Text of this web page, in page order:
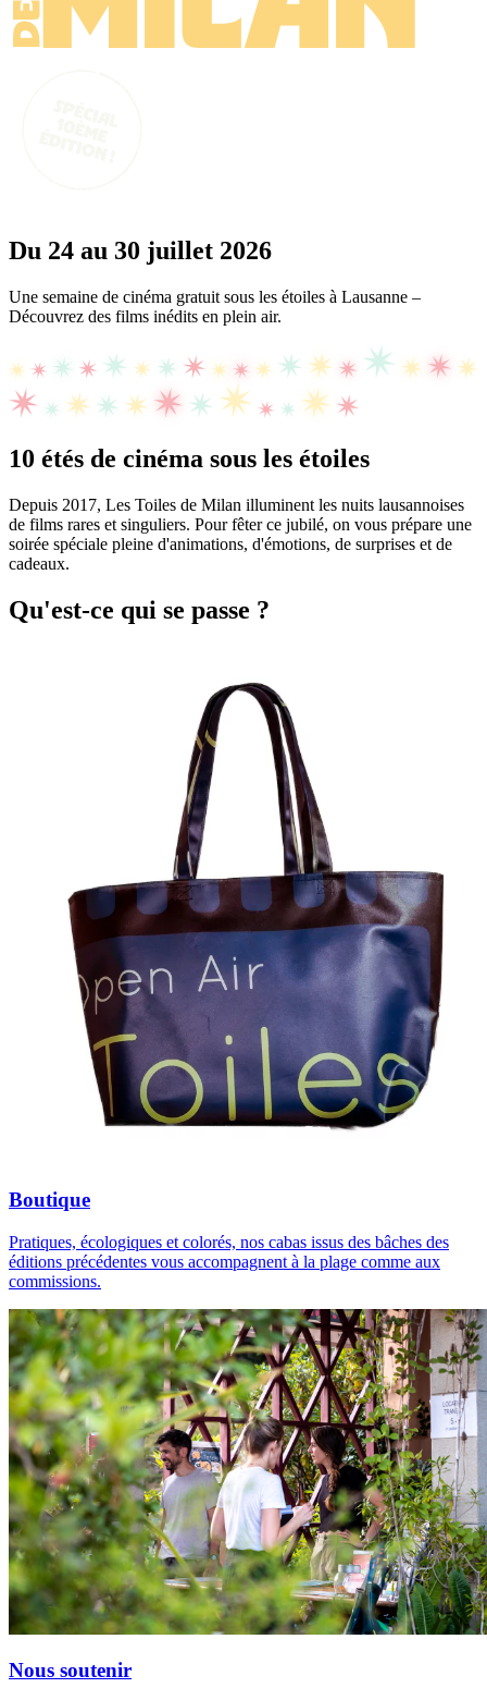
Du 24 au 30 juillet 2026
Une semaine de cinéma gratuit sous les étoiles à Lausanne –
Découvrez des films inédits en plein air.
10 étés de cinéma sous les étoiles
Depuis 2017, Les Toiles de Milan illuminent les nuits lausannoises
de films rares et singuliers. Pour fêter ce jubilé, on vous prépare une
soirée spéciale pleine d'animations, d'émotions, de surprises et de
cadeaux.
Qu'est-ce qui se passe ?
Boutique
Pratiques, écologiques et colorés, nos cabas issus des bâches des
éditions précédentes vous accompagnent à la plage comme aux
commissions.
Nous soutenir